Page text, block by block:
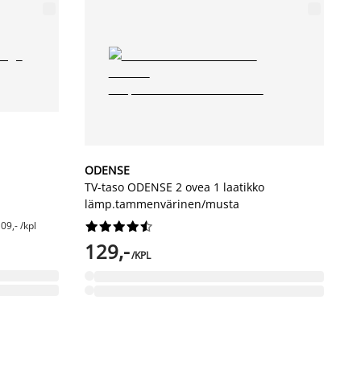
/kpl
ODENSE
TV-taso ODENSE 2 ovea 1 laatikko
lämp.tammenvärinen/musta






129,-/KPL